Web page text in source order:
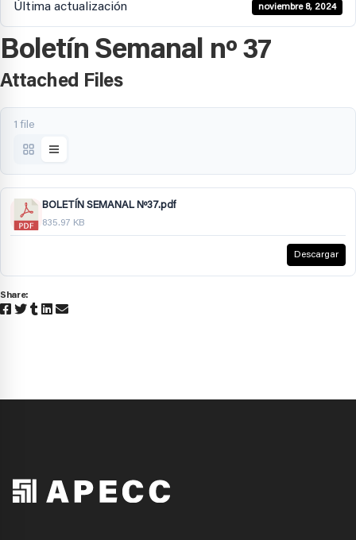
Última actualización noviembre 8, 2024
Boletín Semanal nº 37
Attached Files
1 file
BOLETÍN SEMANAL Nº37.pdf
835.97 KB
Descargar
Share: